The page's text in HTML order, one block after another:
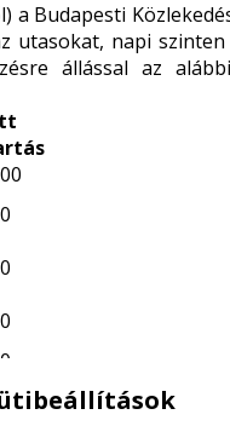
Budapesti
napi
állással az